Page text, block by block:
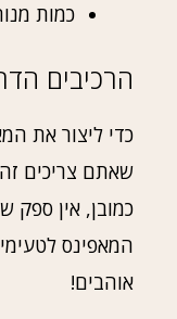
כמות מנות: 12
הרכיבים
כדי ליצור את
שאתם צריכים
כמובן, אין ספק
המאפינס
אוהבים!